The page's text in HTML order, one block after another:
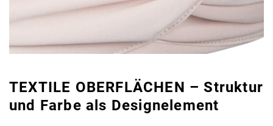
TEXTILE OBERFLÄCHEN – Struktur
und Farbe als Designelement